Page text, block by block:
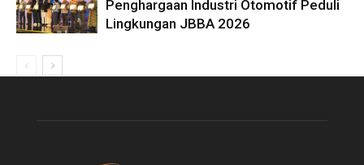
Penghargaan Industri Otomotif Peduli
Lingkungan JBBA 2026